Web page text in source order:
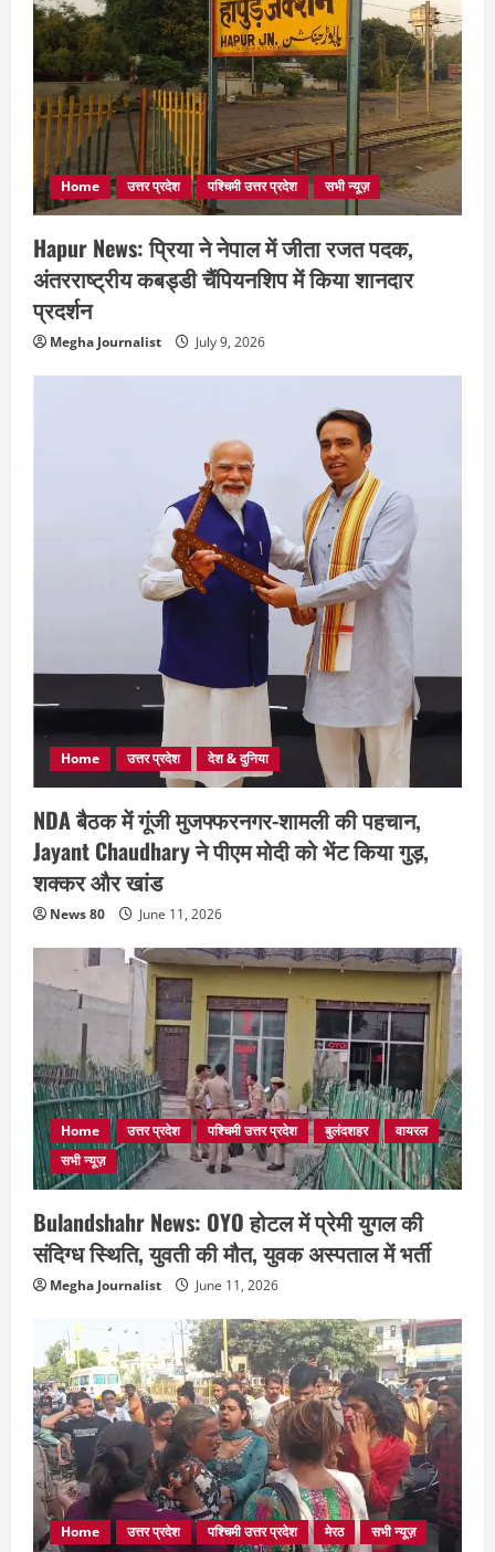
Home उत्तर प्रदेश पश्चिमी उत्तर प्रदेश सभी न्यूज़
Hapur News: प्रिया ने नेपाल में जीता रजत पदक,
अंतरराष्ट्रीय कबड्डी चैंपियनशिप में किया शानदार
प्रदर्शन
Megha Journalist July 9, 2026
Home उत्तर प्रदेश देश & दुनिया
NDA बैठक में गूंजी मुजफ्फरनगर-शामली की पहचान,
Jayant Chaudhary ने पीएम मोदी को भेंट किया गुड़,
शक्कर और खांड
News 80 June 11, 2026
Home उत्तर प्रदेश पश्चिमी उत्तर प्रदेश बुलंदशहर
वायरल
सभी न्यूज़
Bulandshahr News: OYO होटल में प्रेमी युगल की
संदिग्ध स्थिति, युवती की मौत, युवक अस्पताल में भर्ती
Megha Journalist June 11, 2026
Home उत्तर प्रदेश पश्चिमी उत्तर प्रदेश मेरठ सभी न्यूज़